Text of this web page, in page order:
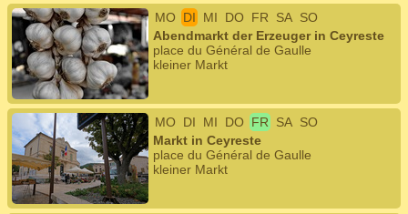
MO DI MI DO FR SA SO
Abendmarkt der Erzeuger in Ceyreste
place du Général de Gaulle
kleiner Markt
MO DI MI DO FR SA SO
Markt in Ceyreste
place du Général de Gaulle
kleiner Markt